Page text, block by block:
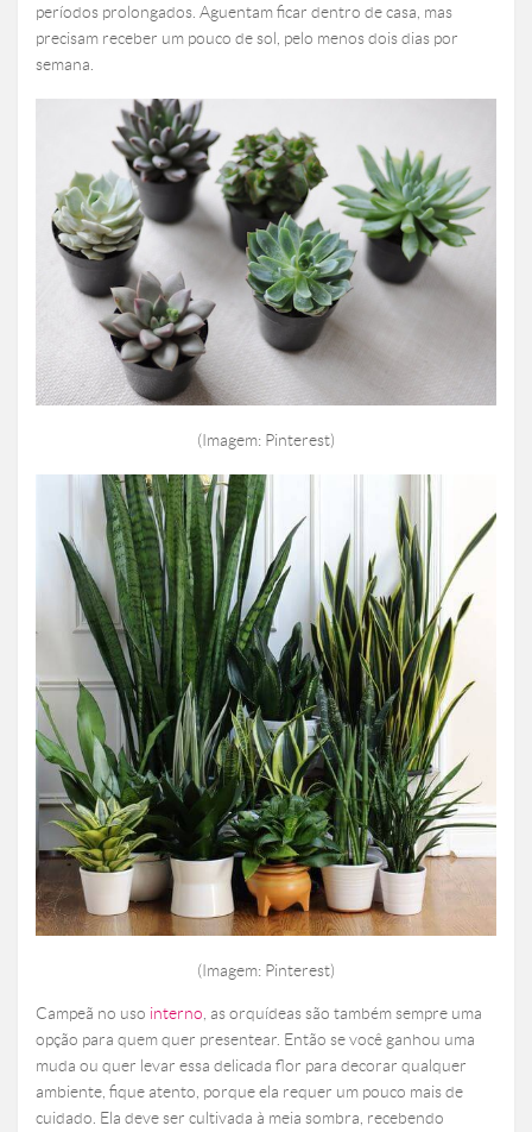
períodos prolongados. Aguentam ficar dentro de casa, mas
precisam receber um pouco de sol, pelo menos dois dias por
semana.
(Imagem: Pinterest)
(Imagem: Pinterest)
Campeã no uso interno , as orquídeas são também sempre uma
opção para quem quer presentear. Então se você ganhou uma
muda ou quer levar essa delicada flor para decorar qualquer
ambiente, fique atento, porque ela requer um pouco mais de
cuidado. Ela deve ser cultivada à meia sombra, recebendo